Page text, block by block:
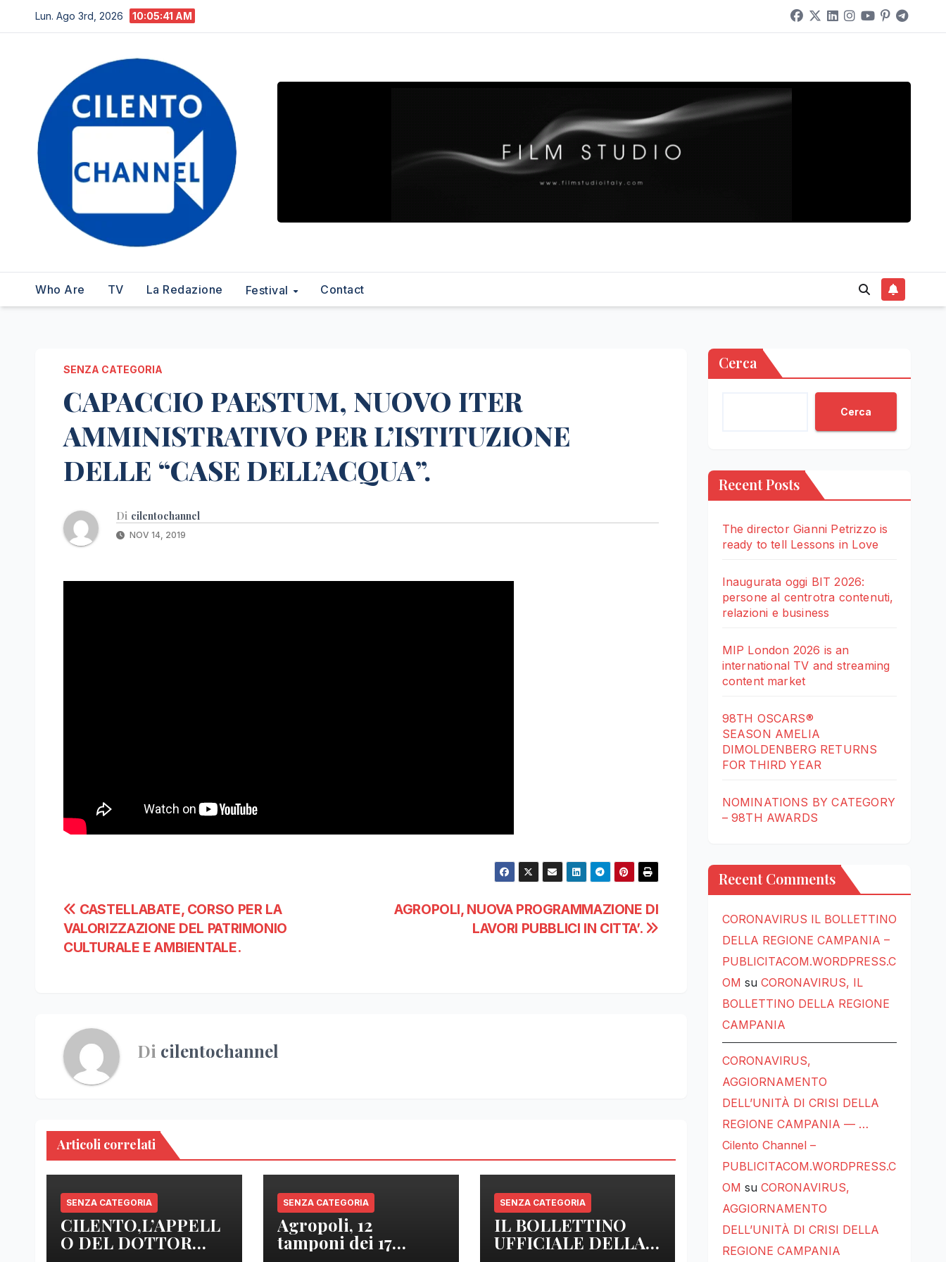
al
Lun. Ago 3rd, 2026 10:05:42 AM
Who Are TV La Redazione Festival Contact
SENZA CATEGORIA
CAPACCIO PAESTUM, NUOVO ITER
AMMINISTRATIVO PER L’ISTITUZIONE
DELLE “CASE DELL’ACQUA”.
Di cilentochannel
NOV 14, 2019
Navigazione
articoli
AGROPOLI, NUOVA PROGRAMMAZIONE DI
LAVORI PUBBLICI IN CITTA’.
CASTELLABATE, CORSO PER LA
VALORIZZAZIONE DEL PATRIMONIO
CULTURALE E AMBIENTALE.
Di cilentochannel
Articoli correlati
SENZA CATEGORIA
CILENTO,L’APPELL
O DEL DOTTOR
SENZA CATEGORIA
Agropoli, 12
tamponi dei 17
SENZA CATEGORIA
IL BOLLETTINO
UFFICIALE DELLA
Cerca
Cerca
Recent Posts
The director Gianni Petrizzo is
ready to tell Lessons in Love
Inaugurata oggi BIT 2026:
persone al centrotra contenuti,
relazioni e business
MIP London 2026 is an
international TV and streaming
content market
98TH OSCARS®
SEASON AMELIA
DIMOLDENBERG RETURNS
FOR THIRD YEAR
NOMINATIONS BY CATEGORY
– 98TH AWARDS
Recent Comments
CORONAVIRUS IL BOLLETTINO
DELLA REGIONE CAMPANIA –
PUBLICITACOM.WORDPRESS.C
OM su CORONAVIRUS, IL
BOLLETTINO DELLA REGIONE
CAMPANIA
CORONAVIRUS,
AGGIORNAMENTO
DELL’UNITÀ DI CRISI DELLA
REGIONE CAMPANIA — …
Cilento Channel –
PUBLICITACOM.WORDPRESS.C
OM su CORONAVIRUS,
AGGIORNAMENTO
DELL’UNITÀ DI CRISI DELLA
REGIONE CAMPANIA